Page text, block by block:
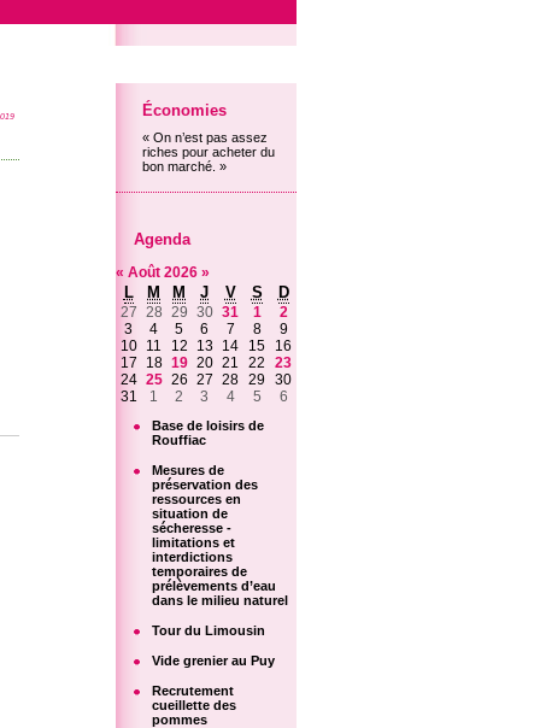
Économies
« On n’est pas assez
riches pour acheter du
bon marché. »
Agenda
« Août 2026 »
L M M J V S D
27 28 29 30 31 1
2
3
4 5 6 7 8
9
10
11 12 13 14 15
16
17
18 19 20 21 22
23
24 25 26 27 28 29 30
31
1 2 3 4 5 6
Base de loisirs de
Rouffiac
Mesures de
préservation des
ressources en
situation de
sécheresse -
limitations et
interdictions
temporaires de
prélèvements d’eau
dans le milieu naturel
Tour du Limousin
Vide grenier au Puy
Recrutement
cueillette des
pommes